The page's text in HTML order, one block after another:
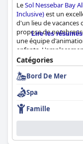
LeSol Nessebar Bay
Inclusive)est un
d'un lieu de vacances
propose de
une équipe
enfants.
à une belle plage de
trouvée inconfortable
reçu des réactions
la variété des plats,
insipide et inchangée.
controverse, certains
options de natation
piscines chaotiques
recommandent
nourriture délicieuse
Lire les
Catégories
Bord De Mer
Spa
Famille